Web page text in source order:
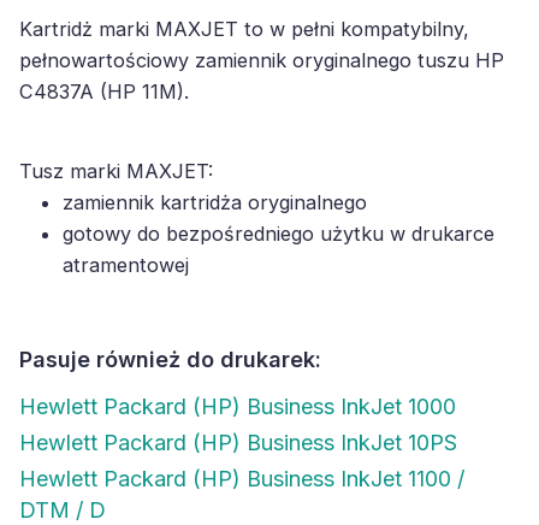
Kartridż marki MAXJET to w pełni kompatybilny,
pełnowartościowy zamiennik oryginalnego tuszu HP
C4837A (HP 11M).
Tusz marki MAXJET:
zamiennik kartridża oryginalnego
gotowy do bezpośredniego użytku w drukarce
atramentowej
Pasuje również do drukarek:
Hewlett Packard (HP) Business InkJet 1000
Hewlett Packard (HP) Business InkJet 10PS
Hewlett Packard (HP) Business InkJet 1100 /
DTM / D